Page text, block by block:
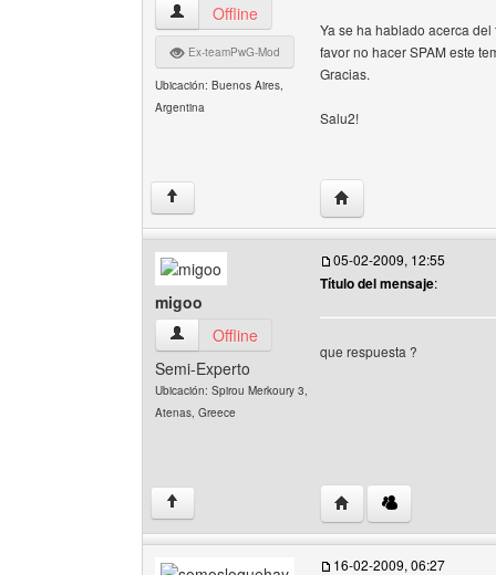
tokarg Ver perfil del usuario
Offline
Ex-teamPwG-Mod
Ubicación: Buenos Aires,
Argentina
Ya se ha hablado acerca
favor no hacer SPAM este
Gracias.
Salu2!
↑ Visitar sitio web del
migoo
migoo Ver perfil del usuario
Offline
Semi-Experto
Ubicación: Spirou Merkoury 3,
Atenas, Greece
05-02-2009, 12:55
Título del mensaje:
que respuesta ?
↑ Visitar sitio web del
16-02-2009, 06:27